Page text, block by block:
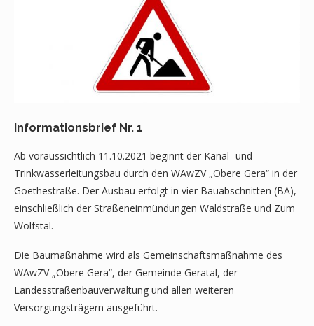
Informationsbrief Nr. 1
Ab voraussichtlich 11.10.2021 beginnt der Kanal- und
Trinkwasserleitungsbau durch den WAwZV „Obere Gera“ in der
Goethestraße. Der Ausbau erfolgt in vier Bauabschnitten (BA),
einschließlich der Straßeneinmündungen Waldstraße und Zum
Wolfstal.
Die Baumaßnahme wird als Gemeinschaftsmaßnahme des
WAwZV „Obere Gera“, der Gemeinde Geratal, der
Landesstraßenbauverwaltung und allen weiteren
Versorgungsträgern ausgeführt.